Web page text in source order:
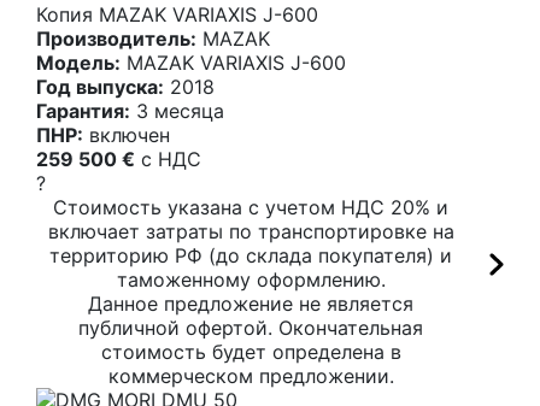
Копия MAZAK VARIAXIS J-600
Производитель: MAZAK
Модель: MAZAK VARIAXIS J-600
Год выпуска: 2018
Гарантия: 3 месяца
ПНР: включен
259 500 € c НДС
?
Стоимость указана с учетом НДС 20% и
включает затраты по транспортировке на
территорию РФ (до склада покупателя) и
таможенному оформлению.
Данное предложение не является
публичной офертой. Окончательная
стоимость будет определена в
коммерческом предложении.